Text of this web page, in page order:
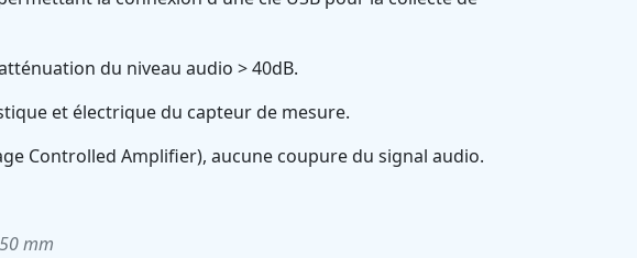
du niveau audio > 40dB.
et électrique du capteur de mesure.
Controlled Amplifier), aucune coupure du signal audio.
mm